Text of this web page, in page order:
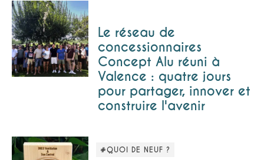
Le réseau de
concessionnaires
Concept Alu réuni à
Valence : quatre jours
pour partager, innover et
construire l'avenir
#QUOI DE NEUF ?